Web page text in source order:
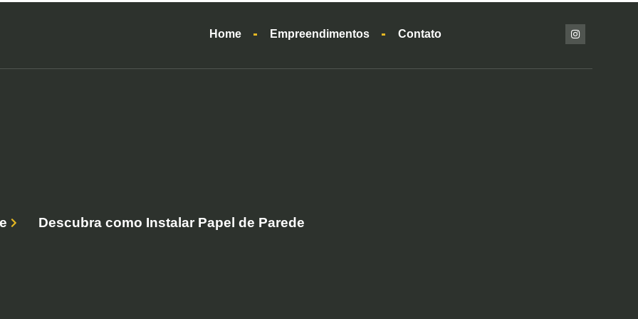
Home Empreendimentos Contato
Descubra como Instalar Papel de Parede